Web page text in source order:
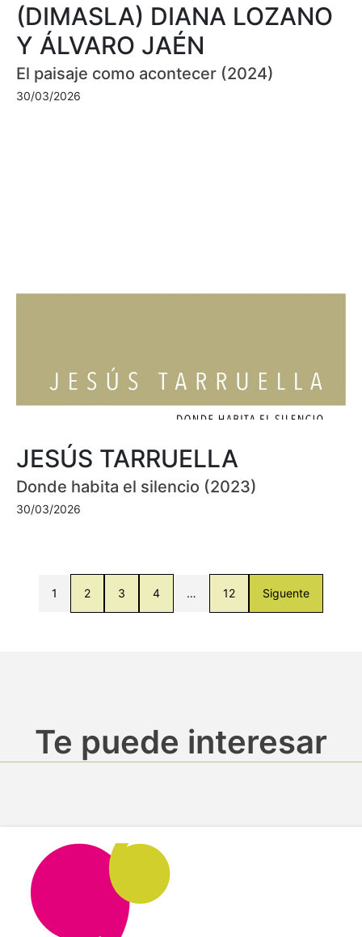
(DIMASLA) DIANA LOZANO
Y ÁLVARO JAÉN
El paisaje como acontecer (2024)
30/03/2026
JESÚS TARRUELLA
Donde habita el silencio (2023)
30/03/2026
1 2 3 4 … 12 Siguente
Te puede interesar